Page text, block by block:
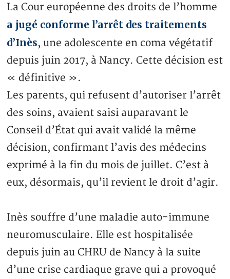
La Cour européenne des droits de l’homme
a jugé conforme l’arrêt des traitements
d’Inès, une adolescente en coma végétatif
depuis juin 2017, à Nancy. Cette décision est
« définitive ».
Les parents, qui refusent d’autoriser l’arrêt
des soins, avaient saisi auparavant le
Conseil d’État qui avait validé la même
décision, confirmant l’avis des médecins
exprimé à la fin du mois de juillet. C’est à
eux, désormais, qu’il revient le droit d’agir.
Inès souffre d’une maladie auto-immune
neuromusculaire. Elle est hospitalisée
depuis juin au CHRU de Nancy à la suite
d’une crise cardiaque grave qui a provoqué